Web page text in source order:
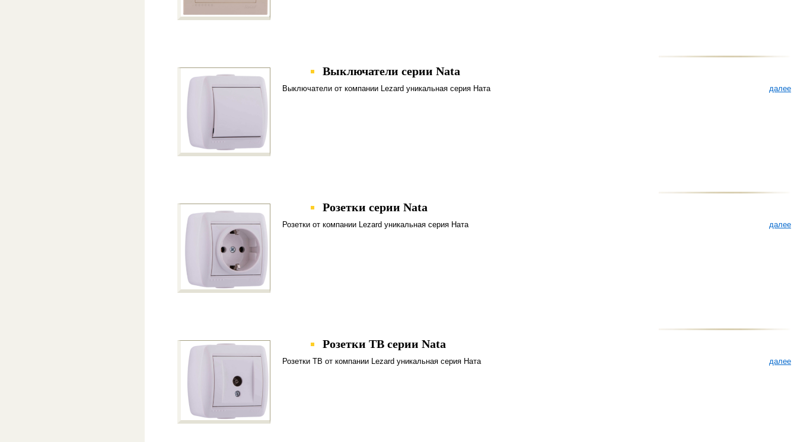
Выключатели серии Nata
Выключатели от компании Lezard уникальная серия Ната далее
Розетки серии Nata
Розетки от компании Lezard уникальная серия Ната далее
Розетки ТВ серии Nata
Розетки ТВ от компании Lezard уникальная серия Ната далее